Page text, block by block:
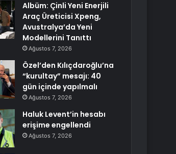
Albüm: Çinli Yeni Enerjili
Araç Üreticisi Xpeng,
Avustralya’da Yeni
Modellerini Tanıttı
Ağustos 7, 2026
Özel’den Kılıçdaroğlu’na
“kurultay” mesajı: 40
gün içinde yapılmalı
Ağustos 7, 2026
Haluk Levent’in hesabı
erişime engellendi
Ağustos 7, 2026